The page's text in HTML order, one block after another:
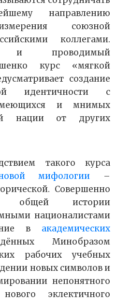
направлению
союзной
коллегами.
и проводимый
курс «мягкой
создание
идентичности с
и мнимых
нации от других
такого курса
мифологии –
Совершенно
общей истории
националистами
в академических
Минобразом
рабочих учебных
новых символов и
непонятного
эклектичного